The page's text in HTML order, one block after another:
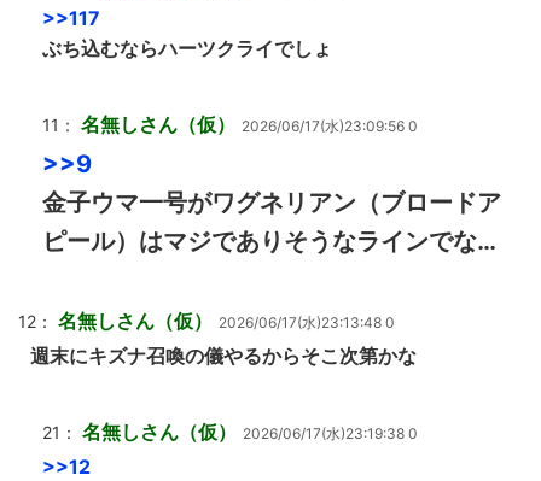
>>117
ぶち込むならハーツクライでしょ
11： 名無しさん（仮） 2026/06/17(水)23:09:56 0
>>9
金子ウマ一号がワグネリアン（ブロードア
ピール）はマジでありそうなラインでな…
12： 名無しさん（仮） 2026/06/17(水)23:13:48 0
週末にキズナ召喚の儀やるからそこ次第かな
21： 名無しさん（仮） 2026/06/17(水)23:19:38 0
>>12